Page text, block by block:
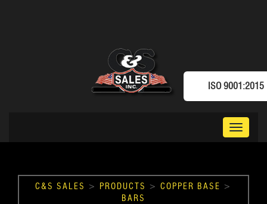
Toggle
C&S SALES > PRODUCTS > COPPER BASE >
BARS
ISO 9001:2015